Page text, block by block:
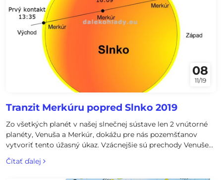
08
11/19
Tranzit Merkúru popred Slnko 2019
Zo všetkých planét v našej slnečnej sústave len 2 vnútorné
planéty, Venuša a Merkúr, dokážu pre nás pozemšťanov
vytvoriť tento úžasný úkaz. Vzácnejšie sú prechody Venuše
(naposledy 2004 a 2012, ďalšie až 2117 a 2125), prechody
Merkúru sú častejšie, cca 13-krát za storočie. Kedy, ako, čo je
Čítať ďalej